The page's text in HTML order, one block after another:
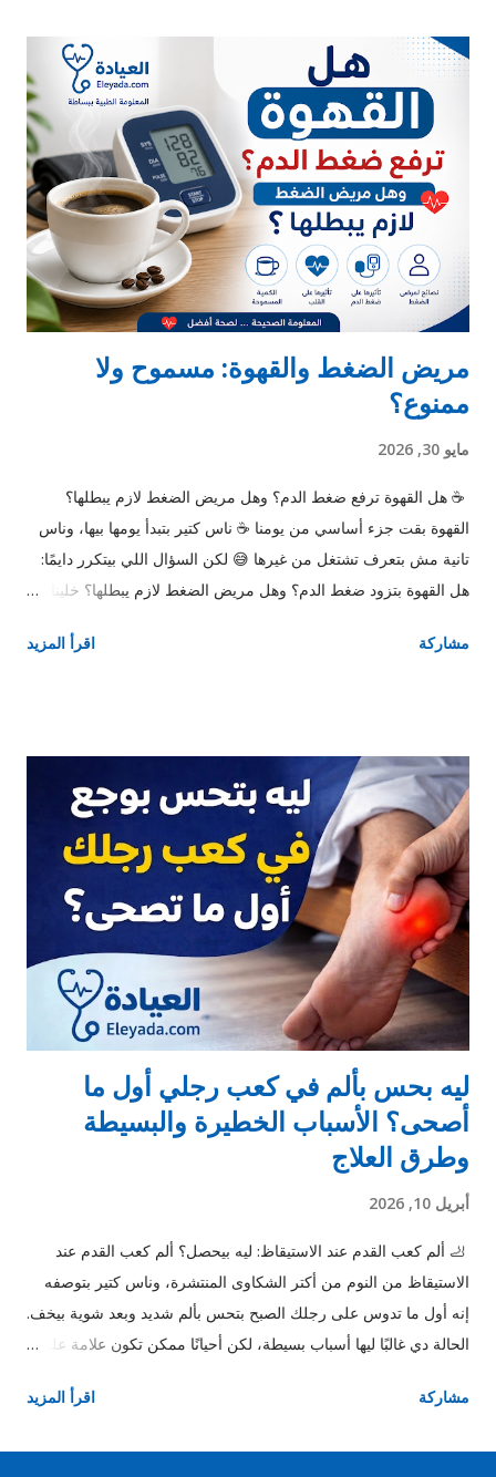
نتيجة إن الكهرباء الساكنة بتنتج من انتقال الإلكترونات بين الأسطح
المختلفة بسبب الاحتكاك. ⚡ ليه بتحصل أكتر في الشتاء؟ الظاهرة دي
بتظهر أكتر في الشتاء، وده بسبب: الجو بيكون ناشف (رطوبة قليلة)
الهواء الجاف بيساعد على تراكم الشحنات لبس الصوف والبطاطين
بيزود الاحتكاك ⚡ ليه في ناس بتتكهرب أكتر من ناس؟ في عوامل
بتخلي بعض الناس تحس بالكهربا أكتر: 1. نوع الملابس الأقمشة
الصناعية (زي البوليستر) بتولد شحنات أكتر القطن بيقلل المشكلة 2.
نوع الأحذية الأحذية العازلة ...
مريض الضغط والقهوة: مسموح ولا
ممنوع؟
مايو 30, 2026
☕ هل القهوة ترفع ضغط الدم؟ وهل مريض الضغط لازم يبطلها؟
القهوة بقت جزء أساسي من يومنا ☕ ناس كتير بتبدأ يومها بيها، وناس
تانية مش بتعرف تشتغل من غيرها 😅 لكن السؤال اللي بيتكرر دايمًا:
هل القهوة بتزود ضغط الدم؟ وهل مريض الضغط لازم يبطلها؟ خلينا
المختصرة: ✔️ أيوه… لكن بشكل مؤقت الكافيين اللي في القهوة
بيرجع طبيعي بسرعة 🫀 لو مريض ضغط: الموضوع يعتمد على: هل
الضغط متظبط ولا لأ حساسية الجسم للكافيين 🧠 مين لازم ياخد باله؟
مرضى الضغط غير المنتظم كبار السن اللي بيحسوا بخفقان بعد القهوة
اللي ضغطهم بيعلى بعد ما يشربوها ❤️ القهوة مفيدة ولا مضرة للقلب؟
المفاجأة 👇 ✔️ دراسات كتير بتقول إن القهوة باعتدال: ممكن تقلل خطر
أمراض القلب تحسن النشاط والتركيز ❗ لكن: الإفراط = مشاكل
(خفقان + قلق + ارتفاع ضغط) ☕ الكمية المسموحة غالبًا: 👉 من 1 لـ 2
فنجان صباحا يو...
مشاركة اقرأ المزيد
ليه بحس بألم في كعب رجلي أول ما
أصحى؟ الأسباب الخطيرة والبسيطة
وطرق العلاج
أبريل 10, 2026
🦶 ألم كعب القدم عند الاستيقاظ: ليه بيحصل؟ ألم كعب القدم عند
الاستيقاظ من النوم من أكتر الشكاوى المنتشرة، وناس كتير بتوصفه
إنه أول ما تدوس على رجلك الصبح بتحس بألم شديد وبعد شوية بيخف.
الحالة دي غالبًا ليها أسباب بسيطة، لكن أحيانًا ممكن تكون علامة على
التهاب اللفافة الأخمصية (أشهر سبب) ده السبب رقم واحد في ألم
مشاركة اقرأ المزيد